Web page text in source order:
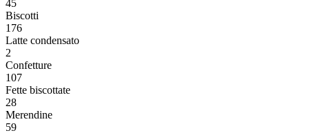
45
Biscotti
176
Latte condensato
2
Confetture
107
Fette biscottate
28
Merendine
59